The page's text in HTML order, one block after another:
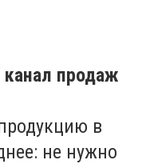
продаж
в
не нужно